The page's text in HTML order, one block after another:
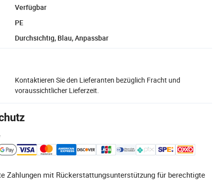
Verfügbar
PE
Durchsichtig, Blau, Anpassbar
Kontaktieren Sie den Lieferanten bezüglich Fracht und
voraussichtlicher Lieferzeit.
Zahlungen mit Rückerstattungsunterstützung für berechtigte